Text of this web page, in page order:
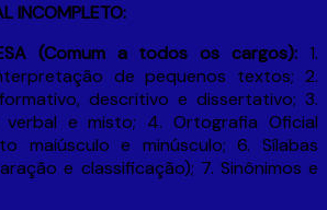
INCOMPLETO:
(Comum a todos os cargos): 1.
de pequenos textos; 2.
descritivo e dissertativo; 3.
e misto; 4. Ortografia Oficial
maiúsculo e minúsculo; 6. Sílabas
e classificação); 7. Sinônimos e